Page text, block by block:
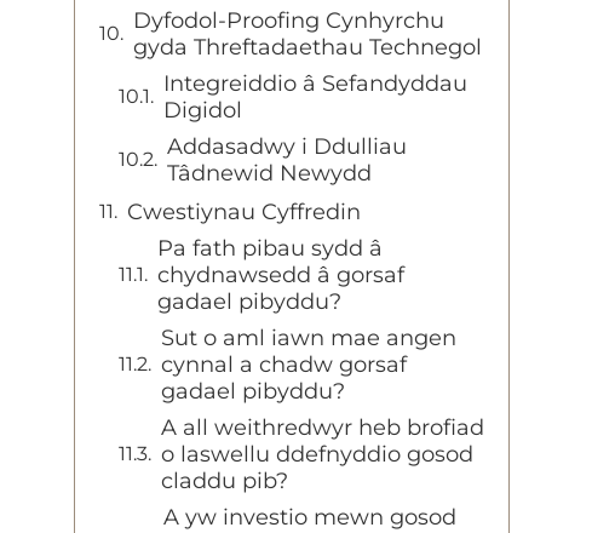
Dyfodol-Proofing Cynhyrchu
gyda Threftadaethau Technegol
Integreiddio â Sefandyddau
Digidol
Addasadwy i Ddulliau
Tâdnewid Newydd
Cwestiynau Cyffredin
Pa fath pibau sydd â
chydnawsedd â gorsaf
gadael pibyddu?
Sut o aml iawn mae angen
cynnal a chadw gorsaf
gadael pibyddu?
A all weithredwyr heb brofiad
o laswellu ddefnyddio gosod
claddu pib?
A yw investio mewn gosod